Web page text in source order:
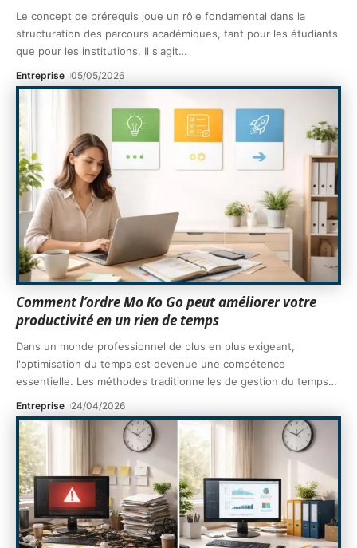
Le concept de prérequis joue un rôle fondamental dans la
structuration des parcours académiques, tant pour les étudiants
que pour les institutions. Il s'agit…
Entreprise 05/05/2026
Comment l’ordre Mo Ko Go peut améliorer votre
productivité en un rien de temps
Dans un monde professionnel de plus en plus exigeant,
l'optimisation du temps est devenue une compétence
essentielle. Les méthodes traditionnelles de gestion du temps…
Entreprise 24/04/2026